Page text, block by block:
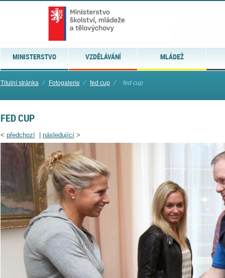
MINISTERSTVO VZDĚLÁVÁNÍ MLÁDEŽ
Titulní stránka ⁄ Fotogalerie ⁄ fed cup ⁄ fed cup
FED CUP
< předchozí| následující>